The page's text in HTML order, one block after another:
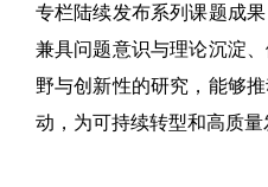
专栏陆续发布系列课题成
兼具问题意识与理论沉淀
野与创新性的研究，能够
动，为可持续转型和高质量